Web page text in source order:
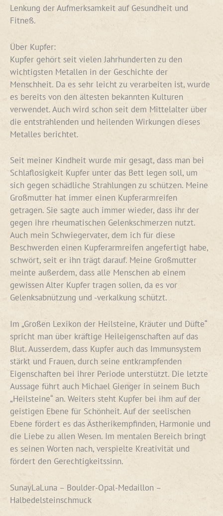
Lenkung der Aufmerksamkeit auf Gesundheit und
Fitneß.
Über Kupfer:
Kupfer gehört seit vielen Jahrhunderten zu den
wichtigsten Metallen in der Geschichte der
Menschheit. Da es sehr leicht zu verarbeiten ist, wurde
es bereits von den ältesten bekannten Kulturen
verwendet. Auch wird schon seit dem Mittelalter über
die entstrahlenden und heilenden Wirkungen dieses
Metalles berichtet.
Seit meiner Kindheit wurde mir gesagt, dass man bei
Schlaflosigkeit Kupfer unter das Bett legen soll, um
sich gegen schädliche Strahlungen zu schützen. Meine
Großmutter hat immer einen Kupferarmreifen
getragen. Sie sagte auch immer wieder, dass ihr der
gegen ihre rheumatischen Gelenkschmerzen nutzt.
Auch mein Schwiegervater, dem ich für diese
Beschwerden einen Kupferarmreifen angefertigt habe,
schwört, seit er ihn trägt darauf. Meine Großmutter
meinte außerdem, dass alle Menschen ab einem
gewissen Alter Kupfer tragen sollen, da es vor
Gelenksabnützung und -verkalkung schützt.
Im „Großen Lexikon der Heilsteine, Kräuter und Düfte“
spricht man über kräftige Heileigenschaften auf das
Blut. Ausserdem, dass Kupfer auch das Immunsystem
stärkt und Frauen, durch seine entkrampfenden
Eigenschaften bei ihrer Periode unterstützt. Die letzte
Aussage führt auch Michael Gienger in seinem Buch
„Heilsteine“ an. Weiters steht Kupfer bei ihm auf der
geistigen Ebene für Schönheit. Auf der seelischen
Ebene fördert es das Ästherikempfinden, Harmonie und
die Liebe zu allen Wesen. Im mentalen Bereich bringt
es seinen Worten nach, verspielte Kreativität und
fördert den Gerechtigkeitssinn.
SunayLaLuna – Boulder-Opal-Medaillon –
Halbedelsteinschmuck